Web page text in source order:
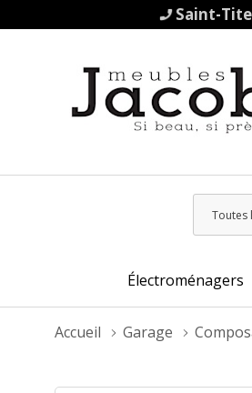
Saint-
Toutes
les
Électroménagers
Accueil Garage